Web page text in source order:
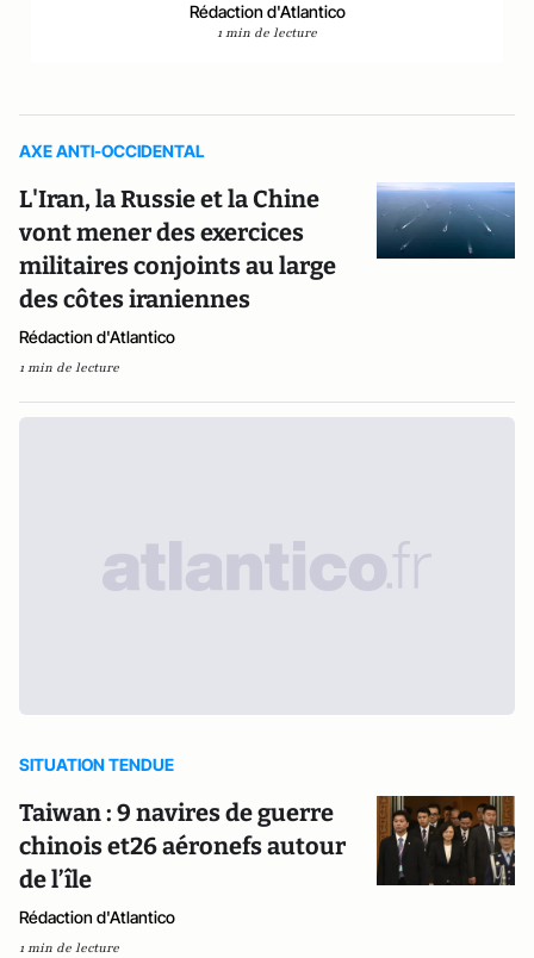
Rédaction d'Atlantico
1 min de lecture
AXE ANTI-OCCIDENTAL
L'Iran, la Russie et la Chine
vont mener des exercices
militaires conjoints au large
des côtes iraniennes
Rédaction d'Atlantico
1 min de lecture
SITUATION TENDUE
Taiwan : 9 navires de guerre
chinois et26 aéronefs autour
de l’île
Rédaction d'Atlantico
1 min de lecture